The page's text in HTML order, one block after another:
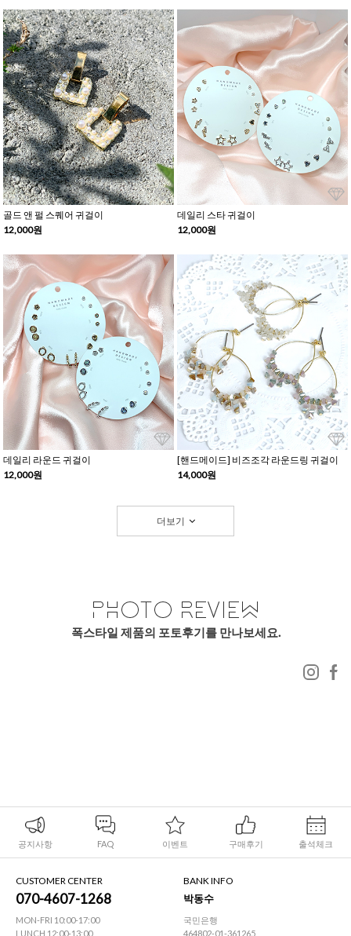
골드 앤 펄 스퀘어 귀걸이
12,000원
데일리 스타 귀걸이
12,000원
데일리 라운드 귀걸이
12,000원
[핸드메이드] 비즈조각 라운드링 귀걸이
14,000원
더보기
폭스타일 제품의 포토후기를 만나보세요.
공지사항 FAQ 이벤트 구매후기 출석체크
CUSTOMER CENTER
070-4607-1268
MON-FRI 10:00-17:00
LUNCH 12:00-13:00
BANK INFO
박동수
국민은행
464802-01-361265